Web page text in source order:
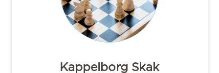
Kappelborg Skak